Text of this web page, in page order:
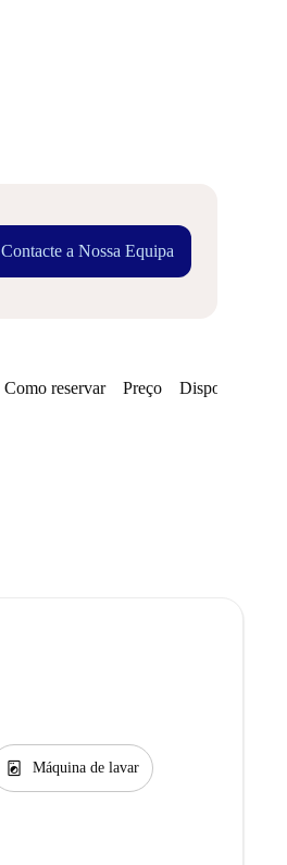
Contacte a Nossa Equipa
Como reservar Preço Disponibilidades
local_laundry_service Máquina de lavar